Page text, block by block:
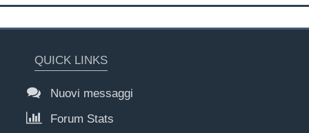
QUICK LINKS
Nuovi messaggi
Forum Stats